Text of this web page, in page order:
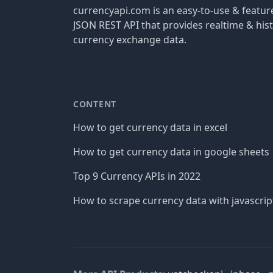
currencyapi.com is an easy-to-use &
JSON REST API that provides realtime &
currency exchange data.
CONTENT
How to get currency data in excel
How to get currency data in google sheets
Top 9 Currency APIs in 2022
How to scrape currency data with